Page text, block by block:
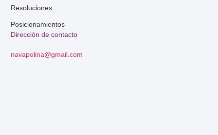
Dirección de contacto
navapolina@gmail.com
Resoluciones
Posicionamientos